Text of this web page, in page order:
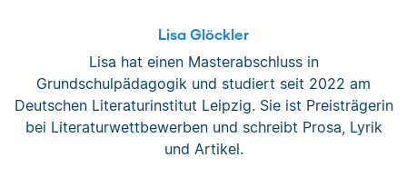
Lisa Glöckler
Lisa hat einen Masterabschluss in
Grundschulpädagogik und studiert seit 2022 am
Deutschen Literaturinstitut Leipzig. Sie ist Preisträgerin
bei Literaturwettbewerben und schreibt Prosa, Lyrik
und Artikel.